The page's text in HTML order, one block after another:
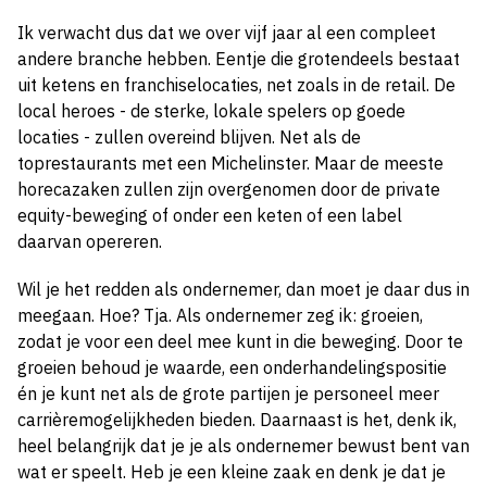
Ik verwacht dus dat we over vijf jaar al een compleet
andere branche hebben. Eentje die grotendeels bestaat
uit ketens en franchiselocaties, net zoals in de retail. De
local heroes - de sterke, lokale spelers op goede
locaties - zullen overeind blijven. Net als de
toprestaurants met een Michelinster. Maar de meeste
horecazaken zullen zijn overgenomen door de private
equity-beweging of onder een keten of een label
daarvan opereren.
Wil je het redden als ondernemer, dan moet je daar dus in
meegaan. Hoe? Tja. Als ondernemer zeg ik: groeien,
zodat je voor een deel mee kunt in die beweging. Door te
groeien behoud je waarde, een onderhandelingspositie
én je kunt net als de grote partijen je personeel meer
carrièremogelijkheden bieden. Daarnaast is het, denk ik,
heel belangrijk dat je je als ondernemer bewust bent van
wat er speelt. Heb je een kleine zaak en denk je dat je